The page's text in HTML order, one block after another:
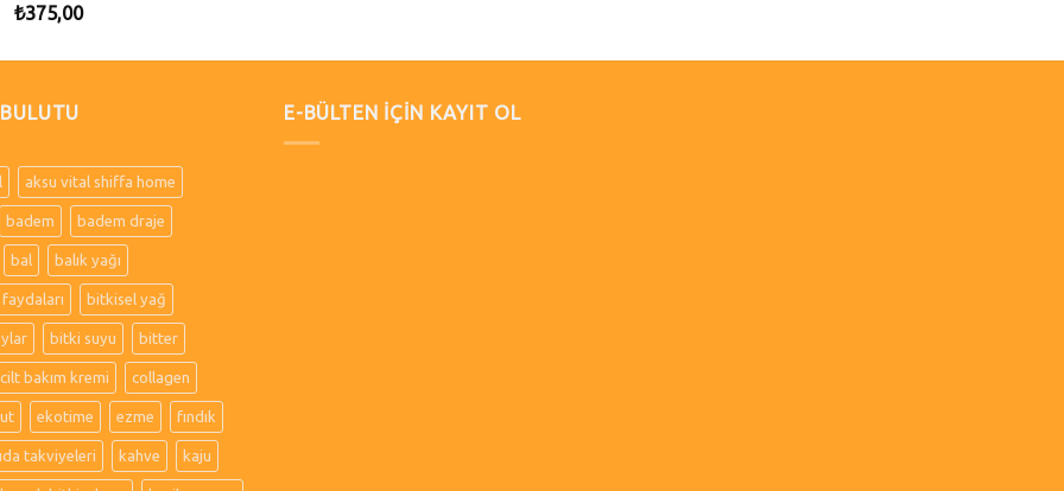
₺375,00
aksu vital shiffa home
badem badem draje
bal balık yağı
faydaları bitkisel yağ
bitki suyu bitter
cilt bakım kremi collagen
ekotime ezme fındık
takviyeleri kahve kaju
E-BÜLTEN İÇİN KAYIT OL